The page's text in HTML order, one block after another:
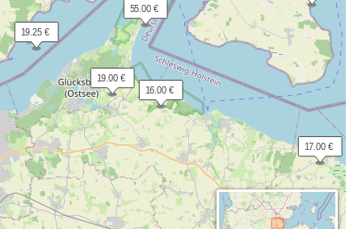
19.00 €
17.00 €
19.25 €
55.00 €
16.00 €
39.50 €